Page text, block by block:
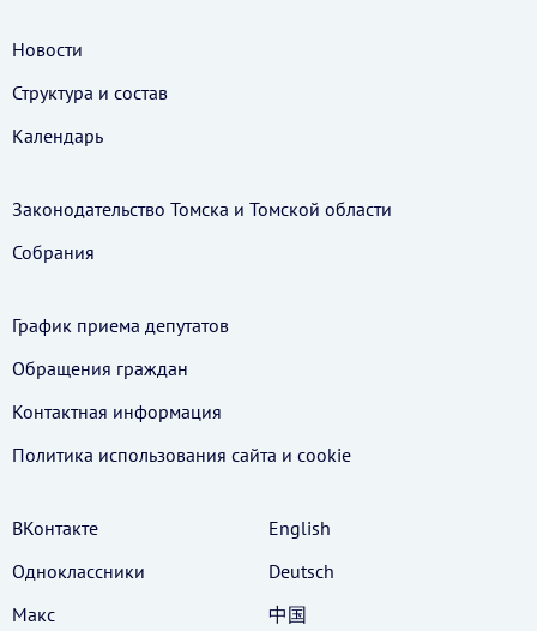
Новости
Структура и состав
Календарь
Законодательство Томска и Томской области
Собрания
График приема депутатов
Обращения граждан
Контактная информация
Политика использования cайта и cookie
ВКонтакте
Одноклассники
Макс
English
Deutsch
中国